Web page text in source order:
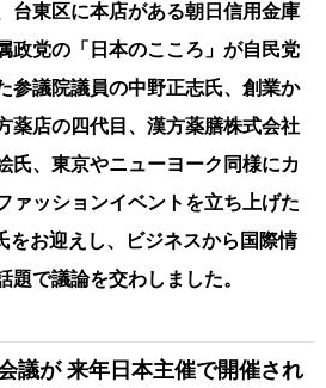
台東区に本店がある朝日信用金庫
政党の「日本のこころ」が自民党
参議院議員の中野正志氏、創業か
薬店の四代目、漢方薬膳株式会社
氏、東京やニューヨーク同様にカ
ァッションイベントを立ち上げた
お迎えし、ビジネスから国際情
題で議論を交わしました。
議が来年日本主催で開催され